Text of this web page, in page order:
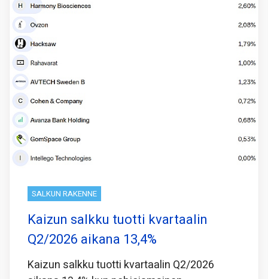
SALKUN RAKENNE
Kaizun salkku tuotti kvartaalin
Q2/2026 aikana 13,4%
Kaizun salkku tuotti kvartaalin Q2/2026